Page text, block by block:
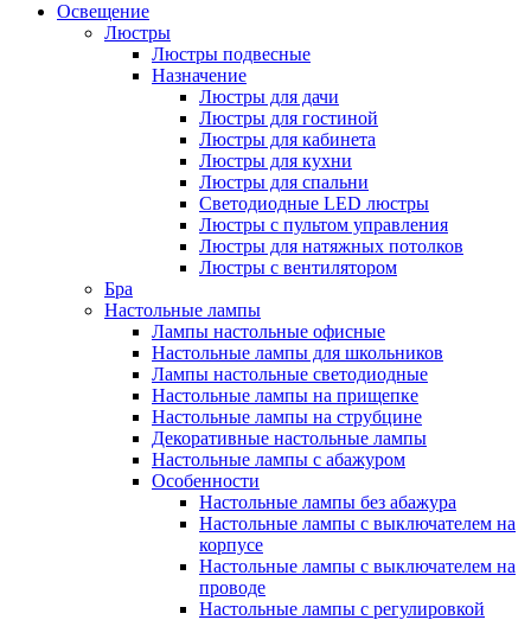
Освещение
Люстры
Люстры подвесные
Назначение
Люстры для дачи
Люстры для гостиной
Люстры для кабинета
Люстры для кухни
Люстры для спальни
Светодиодные LED люстры
Люстры с пультом управления
Люстры для натяжных потолков
Люстры с вентилятором
Бра
Настольные лампы
Лампы настольные офисные
Настольные лампы для школьников
Лампы настольные светодиодные
Настольные лампы на прищепке
Настольные лампы на струбцине
Декоративные настольные лампы
Настольные лампы с абажуром
Особенности
Настольные лампы без абажура
Настольные лампы с выключателем на
корпусе
Настольные лампы с выключателем на
проводе
Настольные лампы с регулировкой